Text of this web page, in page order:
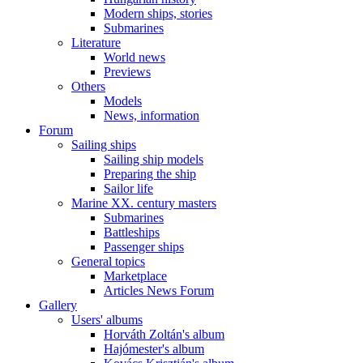
Modern ships, stories
Submarines
Literature
World news
Previews
Others
Models
News, information
Forum
Sailing ships
Sailing ship models
Preparing the ship
Sailor life
Marine XX. century masters
Submarines
Battleships
Passenger ships
General topics
Marketplace
Articles News Forum
Gallery
Users' albums
Horváth Zoltán's album
Hajómester's album